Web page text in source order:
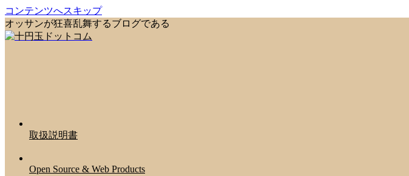
コンテンツへスキップ
オッサンが狂喜乱舞するブログである
取扱説明書
Open Source & Web Products